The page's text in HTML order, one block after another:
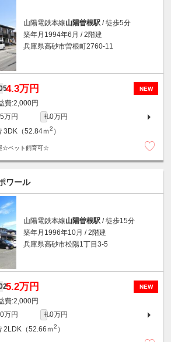
山陽電鉄本線山陽曽根駅 / 徒歩5分
築年月1994年6月 / 2階建
兵庫県高砂市曽根町2760-11
NEW
4.3万円
2,000円
5万円 礼0万円
3DK（52.84ｍ2 ）
☆ペット飼育可☆
ワール
山陽電鉄本線山陽曽根駅 / 徒歩15分
築年月1996年10月 / 2階建
兵庫県高砂市松陽1丁目3-5
NEW
5.2万円
2,000円
0万円 礼0万円
2LDK（52.66ｍ2 ）